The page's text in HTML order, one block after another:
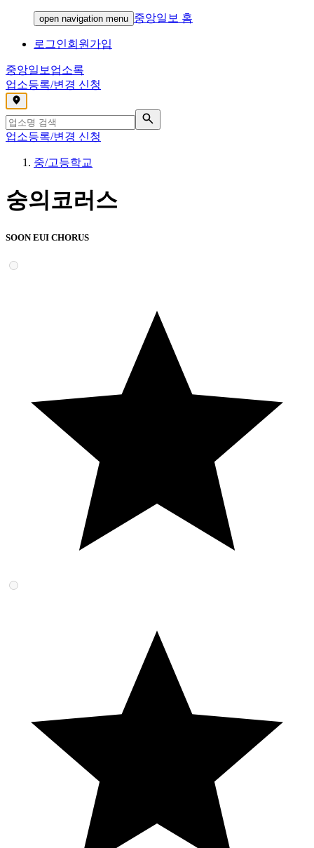
open navigation menu 중앙일보 홈
로그인회원가입
중앙일보 업소록
업소등록/변경 신청
,
업소등록/변경 신청
중/고등학교
숭의코러스
SOON EUI CHORUS